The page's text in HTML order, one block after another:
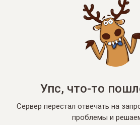
Упс, что-то
Сервер перестал отвечать на
проблемы и